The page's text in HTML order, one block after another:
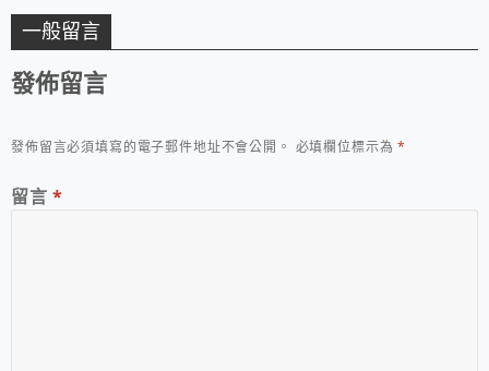
一般留言
發佈留言
發佈留言必須填寫的電子郵件地址不會公開。 必填欄位標示為*
留言 *